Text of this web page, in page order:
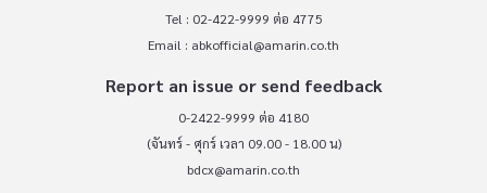
Tel : 02-422-9999 ต่อ 4775
Email : abkofficial@amarin.co.th
Report an issue or send feedback
0-2422-9999 ต่อ 4180
(จันทร์ - ศุกร์ เวลา 09.00 - 18.00 น)
bdcx@amarin.co.th